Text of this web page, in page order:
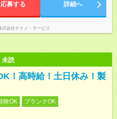
応募する 詳細へ
式会社テクノ・サービス
未読
！高時給！土日休み！製
験OK
ブランクOK